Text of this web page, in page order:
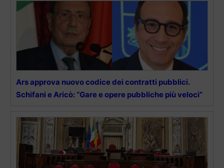
Ars approva nuovo codice dei contratti pubblici.
Schifani e Aricò: “Gare e opere pubbliche più veloci”